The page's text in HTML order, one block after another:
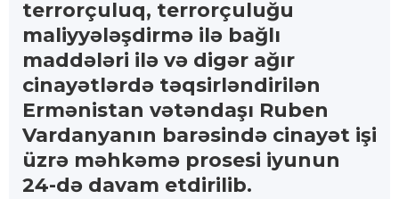
terrorçuluq, terrorçuluğu
maliyyələşdirmə ilə bağlı
maddələri ilə və digər ağır
cinayətlərdə təqsirləndirilən
Ermənistan vətəndaşı Ruben
Vardanyanın barəsində cinayət işi
üzrə məhkəmə prosesi iyunun
24-də davam etdirilib.